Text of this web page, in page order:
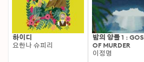
하이디
요한나 슈피리
밤의 양들 1 :
OF MURDER
이정명